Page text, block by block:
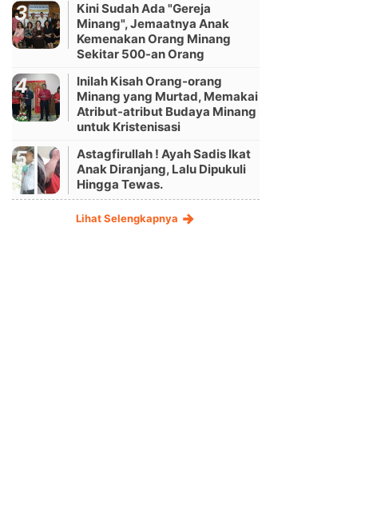
Kini Sudah Ada "Gereja
Minang", Jemaatnya Anak
Kemenakan Orang Minang
Sekitar 500-an Orang
Inilah Kisah Orang-orang
Minang yang Murtad, Memakai
Atribut-atribut Budaya Minang
untuk Kristenisasi
Astagfirullah ! Ayah Sadis Ikat
Anak Diranjang, Lalu Dipukuli
Hingga Tewas.
Lihat Selengkapnya